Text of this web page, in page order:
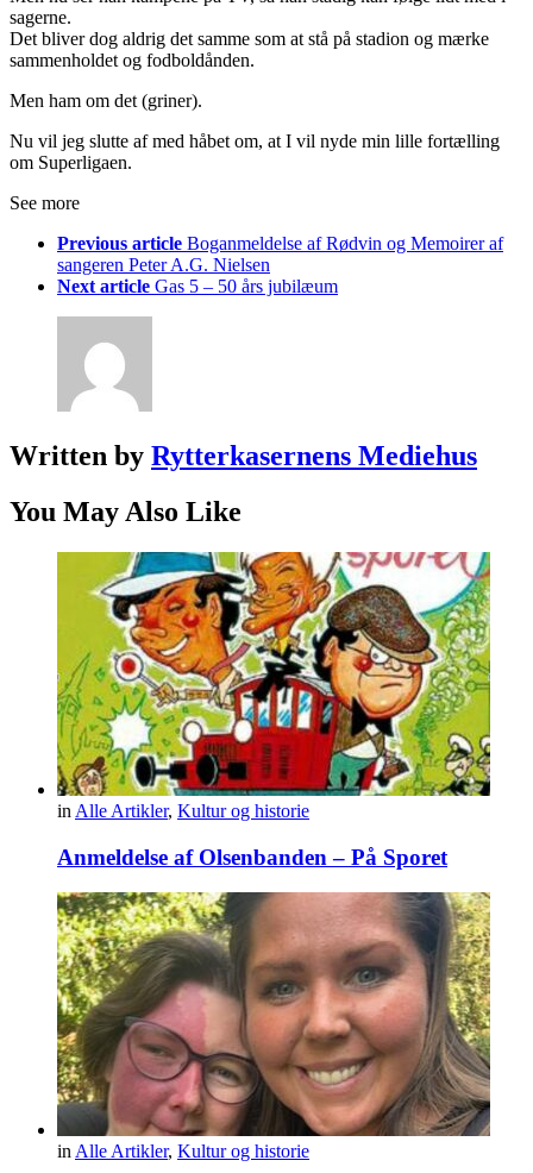
sagerne.
Det bliver dog aldrig det samme som at stå på stadion og mærke
sammenholdet og fodboldånden.
Men ham om det (griner).
Nu vil jeg slutte af med håbet om, at I vil nyde min lille fortælling
om Superligaen.
See more
Previous article Boganmeldelse af Rødvin og Memoirer af
sangeren Peter A.G. Nielsen
Next article Gas 5 – 50 års jubilæum
Written by Rytterkasernens Mediehus
You May Also Like
in Alle Artikler, Kultur og historie
Anmeldelse af Olsenbanden – På Sporet
inAlle Artikler, Kultur og historie